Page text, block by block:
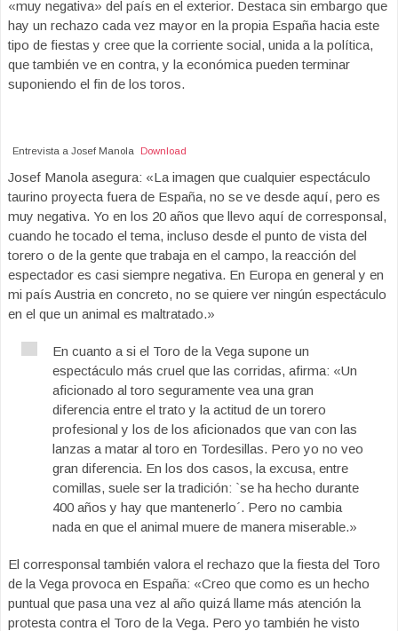
«muy negativa» del país en el exterior. Destaca sin embargo que
hay un rechazo cada vez mayor en la propia España hacia este
tipo de fiestas y cree que la corriente social, unida a la política,
que también ve en contra, y la económica pueden terminar
suponiendo el fin de los toros.
Entrevista a Josef Manola Download
Josef Manola asegura: «La imagen que cualquier espectáculo
taurino proyecta fuera de España, no se ve desde aquí, pero es
muy negativa. Yo en los 20 años que llevo aquí de corresponsal,
cuando he tocado el tema, incluso desde el punto de vista del
torero o de la gente que trabaja en el campo, la reacción del
espectador es casi siempre negativa. En Europa en general y en
mi país Austria en concreto, no se quiere ver ningún espectáculo
en el que un animal es maltratado.»
En cuanto a si el Toro de la Vega supone un
espectáculo más cruel que las corridas, afirma: «Un
aficionado al toro seguramente vea una gran
diferencia entre el trato y la actitud de un torero
profesional y los de los aficionados que van con las
lanzas a matar al toro en Tordesillas. Pero yo no veo
gran diferencia. En los dos casos, la excusa, entre
comillas, suele ser la tradición: `se ha hecho durante
400 años y hay que mantenerlo´. Pero no cambia
nada en que el animal muere de manera miserable.»
El corresponsal también valora el rechazo que la fiesta del Toro
de la Vega provoca en España: «Creo que como es un hecho
puntual que pasa una vez al año quizá llame más atención la
protesta contra el Toro de la Vega. Pero yo también he visto